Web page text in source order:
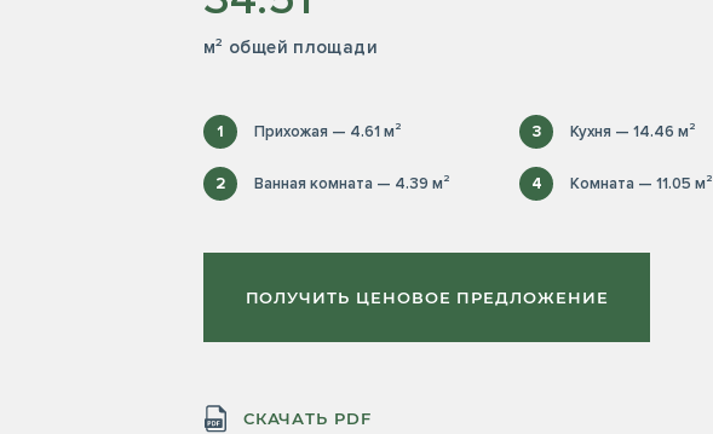
м² общей площади
1 Прихожая — 4.61 м²
2 Ванная комната — 4.39 м²
3 Кухня — 14.46 м²
4 Комната — 11.05 м²
ПОЛУЧИТЬ ЦЕНОВОЕ ПРЕДЛОЖЕНИЕ
СКАЧАТЬ PDF